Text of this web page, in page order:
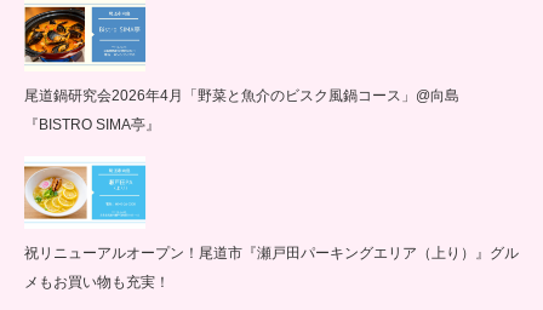
尾道鍋研究会2026年4月「野菜と魚介のビスク風鍋コース」@向島
『BISTRO SIMA亭』
祝リニューアルオープン！尾道市『瀬戸田パーキングエリア（上り）』グル
メもお買い物も充実！